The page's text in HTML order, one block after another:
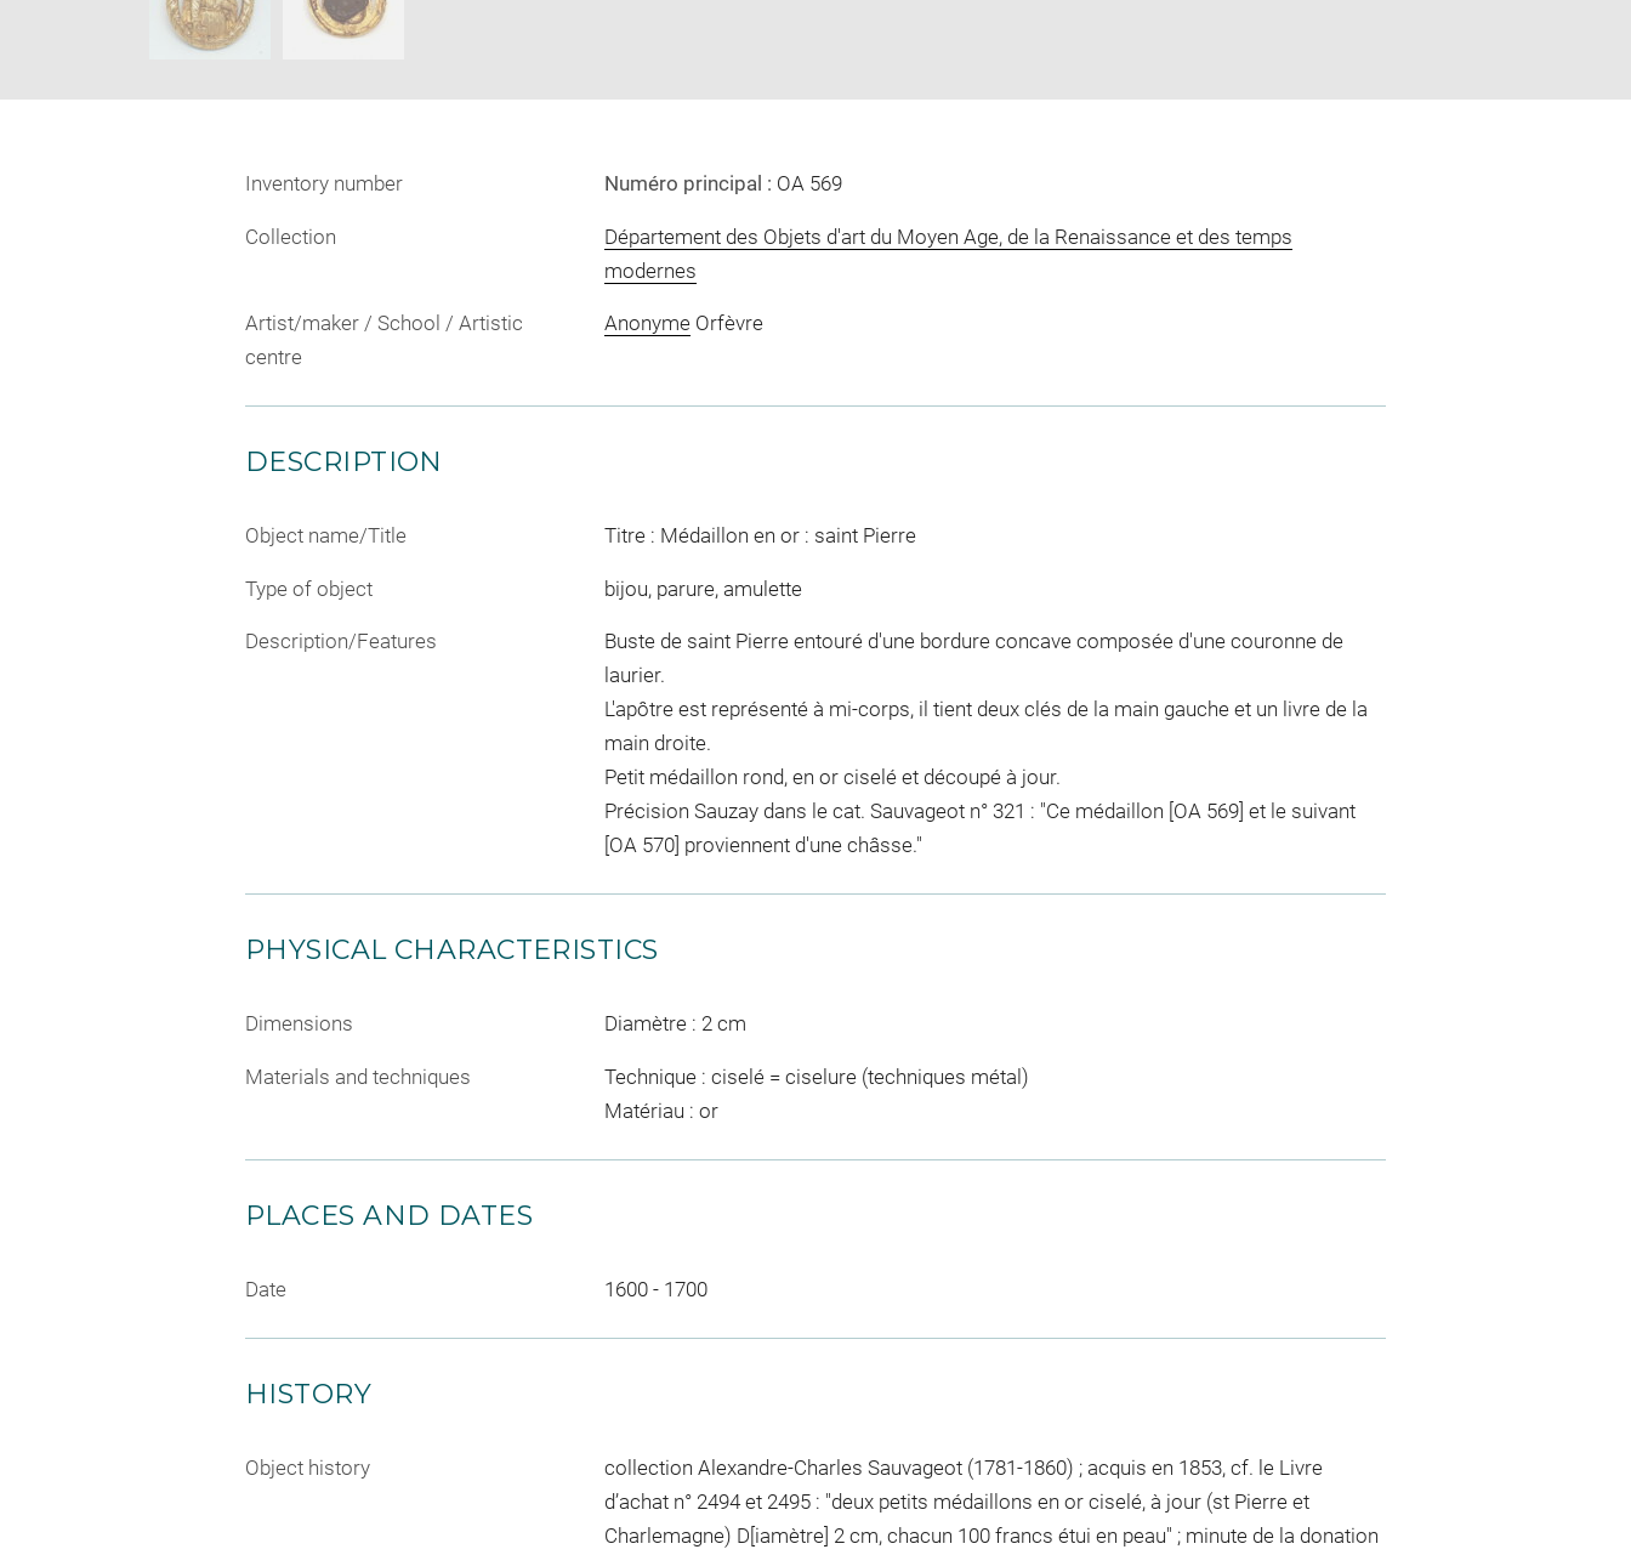
Inventory number Numéro principal : OA 569
Collection
Département des Objets d'art du Moyen Age, de la Renaissance et des temps
modernes
Artist/maker / School / Artistic
centre
AnonymeOrfèvre
DESCRIPTION
Object name/Title Titre : Médaillon en or : saint Pierre
Type of object bijou, parure, amulette
Description/Features
Buste de saint Pierre entouré d'une bordure concave composée d'une couronne de
laurier.
L'apôtre est représenté à mi-corps, il tient deux clés de la main gauche et un livre de la
main droite.
Petit médaillon rond, en or ciselé et découpé à jour.
Précision Sauzay dans le cat. Sauvageot n° 321 : "Ce médaillon [OA 569] et le suivant
[OA 570] proviennent d'une châsse."
PHYSICAL CHARACTERISTICS
Dimensions Diamètre : 2 cm
Materials and techniques
Technique : ciselé = ciselure (techniques métal)
Matériau : or
PLACES AND DATES
Date 1600 - 1700
HISTORY
Object history
collection Alexandre-Charles Sauvageot (1781-1860) ; acquis en 1853, cf. le Livre
d’achat n° 2494 et 2495 : "deux petits médaillons en or ciselé, à jour (st Pierre et
Charlemagne) D[iamètre] 2 cm, chacun 100 francs étui en peau" ; minute de la donation